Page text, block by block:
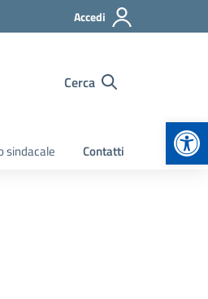
Accedi
Cerca
sindacale Contatti